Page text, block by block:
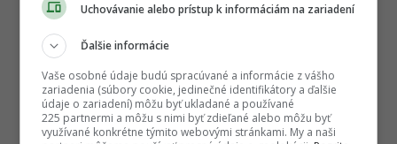
Uchovávanie alebo prístup k informáciám na zariadení
Ďalšie informácie
Vaše osobné údaje budú spracúvané a informácie z vášho
zariadenia (súbory cookie, jedinečné identifikátory a ďalšie
údaje o zariadení) môžu byť ukladané a používané
225 partnermi a môžu s nimi byť zdieľané alebo môžu byť
využívané konkrétne týmito webovými stránkami. My a naši